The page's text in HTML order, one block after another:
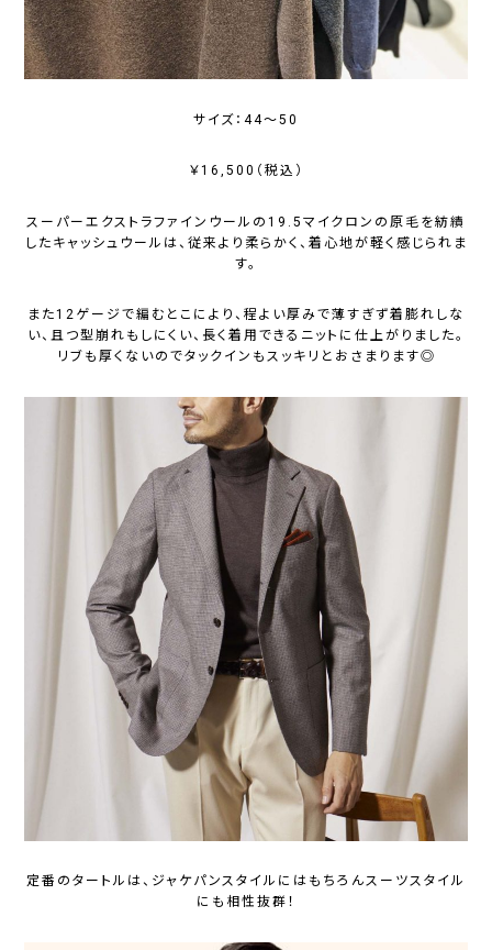
サイズ：44～50
￥16,500（税込）
スーパーエクストラファインウールの19.5マイクロンの原毛を紡績
したキャッシュウールは、従来より柔らかく、着心地が軽く感じられま
す。
また12ゲージで編むとこにより、程よい厚みで薄すぎず着膨れしな
い、且つ型崩れもしにくい、長く着用できるニットに仕上がりました。
リブも厚くないのでタックインもスッキリとおさまります◎
定番のタートルは、ジャケパンスタイルにはもちろんスーツスタイル
にも相性抜群！